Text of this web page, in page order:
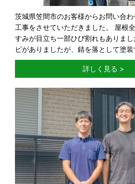
茨城県笠間市のお客様からお問い合
工事をさせていただきました。 屋根
すみが目立ち一部ひび割れもありま
ビがありましたが、錆を落として塗
詳しく見る >